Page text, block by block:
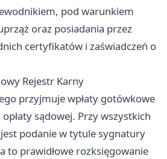
pod warunkiem
oraz posiadania przez
certyfikatów i zaświadczeń o
Rejestr Karny
przyjmuje wpłaty gotówkowe
sądowej. Przy wszystkich
podanie w tytule sygnatury
to prawidłowe rozksięgowanie